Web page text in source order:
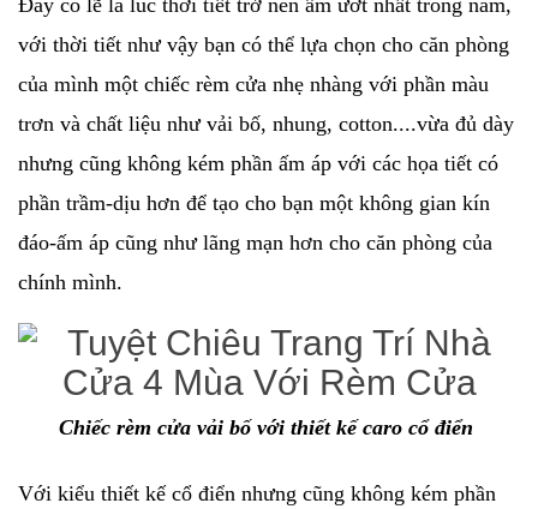
Đây có lẽ là lúc thời tiết trở nên ẩm ướt nhất trong năm,
với thời tiết như vậy bạn có thể lựa chọn cho căn phòng
của mình một chiếc rèm cửa nhẹ nhàng với phần màu
trơn và chất liệu như vải bố, nhung, cotton....vừa đủ dày
nhưng cũng không kém phần ấm áp với các họa tiết có
phần trầm-dịu hơn để tạo cho bạn một không gian kín
đáo-ấm áp cũng như lãng mạn hơn cho căn phòng của
chính mình.
Chiếc rèm cửa vải bố với thiết kế caro cổ điển
Với kiểu thiết kế cổ điển nhưng cũng không kém phần